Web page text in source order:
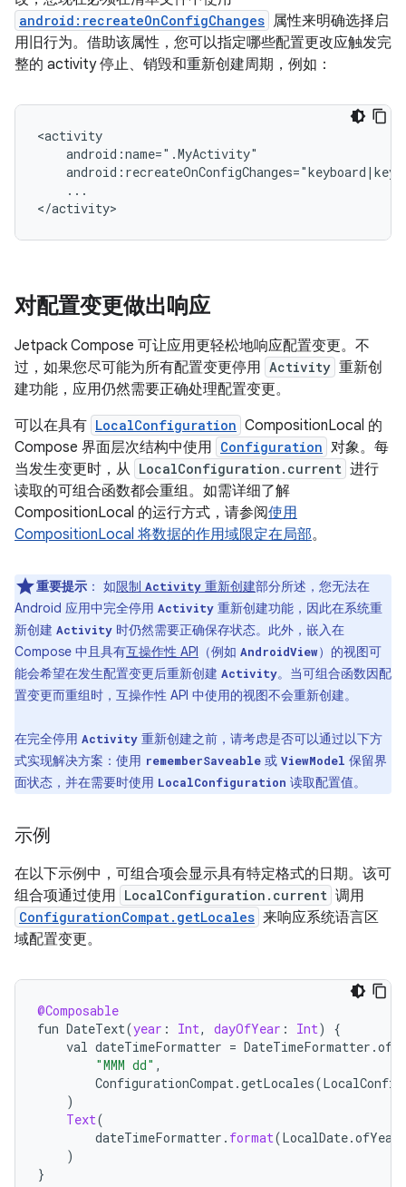
android:recreateOnConfigChanges 属性来明确选择启
用旧行为。借助该属性，您可以指定哪些配置更改应触发完
整的 activity 停止、销毁和重新创建周期，例如：
...
对配置变更做出响应
Jetpack Compose 可让应用更轻松地响应配置变更。不
过，如果您尽可能为所有配置变更停用 Activity 重新创
建功能，应用仍然需要正确处理配置变更。
可以在具有 LocalConfiguration CompositionLocal 的
Compose 界面层次结构中使用 Configuration 对象。每
当发生变更时，从 LocalConfiguration.current 进行
读取的可组合函数都会重组。如需详细了解
CompositionLocal 的运行方式，请参阅使用
CompositionLocal 将数据的作用域限定在局部。
重要提示 ： 如限制 Activity 重新创建部分所述，您无法在
Android 应用中完全停用 Activity 重新创建功能，因此在系统重
新创建 Activity 时仍然需要正确保存状态。此外，嵌入在
Compose 中且具有互操作性 API （例如 AndroidView）的视图可
能会希望在发生配置变更后重新创建 Activity。当可组合函数因配
置变更而重组时，互操作性 API 中使用的视图不会重新创建。
在完全停用 Activity 重新创建之前，请考虑是否可以通过以下方
式实现解决方案：使用 rememberSaveable 或 ViewModel 保留界
面状态，并在需要时使用 LocalConfiguration 读取配置值。
示例
在以下示例中，可组合项会显示具有特定格式的日期。该可
组合项通过使用 LocalConfiguration.current 调用
ConfigurationCompat.getLocales 来响应系统语言区
域配置变更。
@Composable
fun DateText(year : Int, dayOfYear : Int)
{
val dateTimeFormatter = DateTimeFormatter .
"MMM dd" ,
ConfigurationCompat.getLocales(
)
Text(
dateTimeFormatter . format(LocalDate.
)
}